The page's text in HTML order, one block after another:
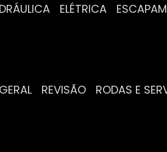
ELÉTRICA
REVISÃO RODAS E